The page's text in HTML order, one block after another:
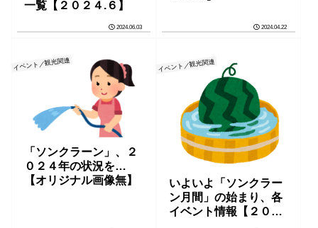
一覧【２０２４.６】
2024.06.03 2024.04.22
イベント／観光関連
「ソンクラーン」、２
０２４年の状況を…
【オリジナル画像無】
イベント／観光関連
いよいよ「ソンクラー
ン月間」の始まり、各
イベント情報【２０２